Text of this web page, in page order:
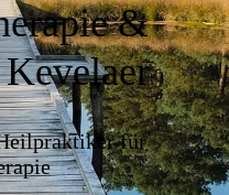
&
für